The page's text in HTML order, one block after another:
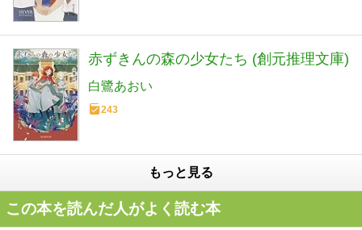
赤ずきんの森の少女たち (創元推理文庫)
白鷺あおい
243
もっと見る
この本を読んだ人がよく読む本